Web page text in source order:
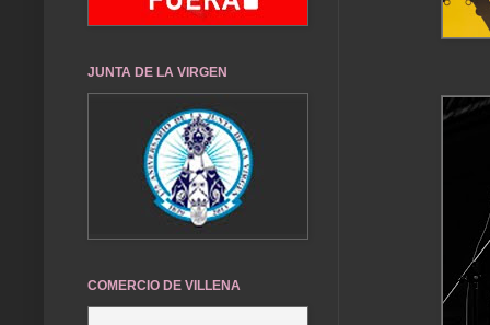
JUNTA DE LA VIRGEN
COMERCIO DE VILLENA